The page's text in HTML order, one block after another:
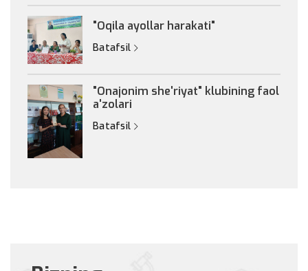
"Oqila ayollar harakati"
Batafsil
"Onajonim she'riyat" klubining faol
a'zolari
Batafsil